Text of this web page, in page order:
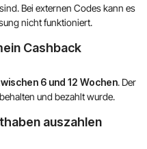
sind. Bei externen Codes kann es
nicht funktioniert.
Cashback
6 und 12 Wochen. Der
und bezahlt wurde.
auszahlen